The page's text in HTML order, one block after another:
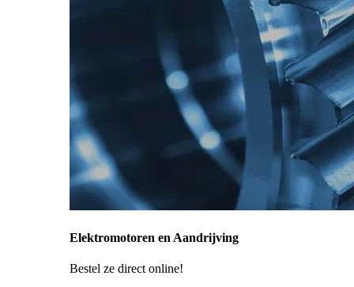
Elektromotoren en Aandrijving
Bestel ze direct online!